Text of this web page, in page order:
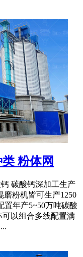
粉体网
碳酸钙深加工生产
粉机皆可生产1250
置年产5~50万吨碳酸
以组合多线配置满